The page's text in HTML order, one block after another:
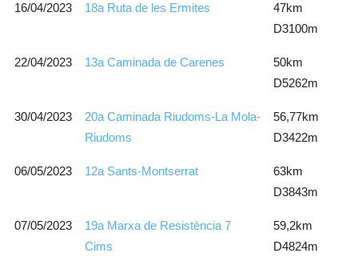
16/04/2023 18a Ruta de les Ermites
47km
D3100m
22/04/2023 13a Caminada de Carenes
50km
D5262m
30/04/2023
20a Caminada Riudoms-La Mola-
Riudoms
56,77km
D3422m
06/05/2023 12a Sants-Montserrat
63km
D3843m
07/05/2023
19a Marxa de Resistència 7
Cims
59,2km
D4824m